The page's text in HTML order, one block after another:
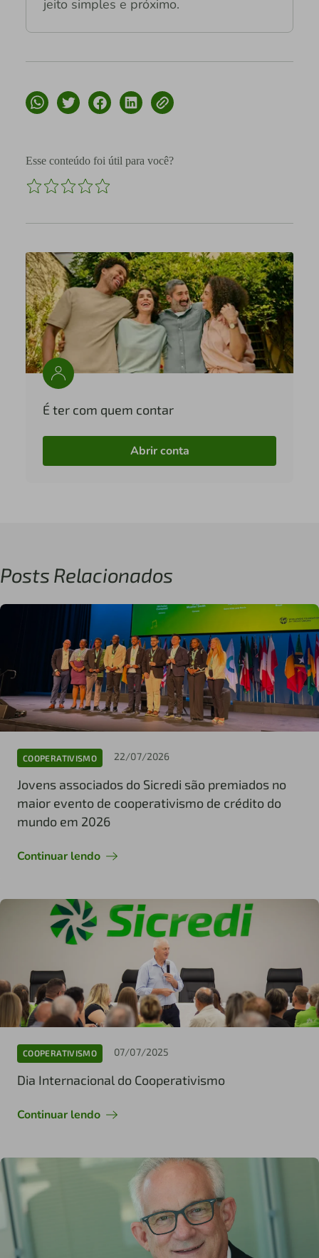
jeito simples e próximo.
Esse conteúdo foi útil para você?
É ter com quem contar
Abrir conta
Posts Relacionados
COOPERATIVISMO 22/07/2026
Jovens associados do Sicredi são premiados no
maior evento de cooperativismo de crédito do
mundo em 2026
Continuar lendo
COOPERATIVISMO 07/07/2025
Dia Internacional do Cooperativismo
Continuar lendo